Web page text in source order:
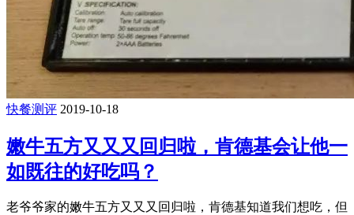
快餐测评 2019-10-18
嫩牛五方又又又回归啦，肯德基会让他一
如既往的好吃吗？
老爷爷家的嫩牛五方又又又回归啦，肯德基知道我们想吃，但